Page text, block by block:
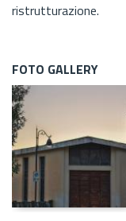
ristrutturazione.
FOTO GALLERY